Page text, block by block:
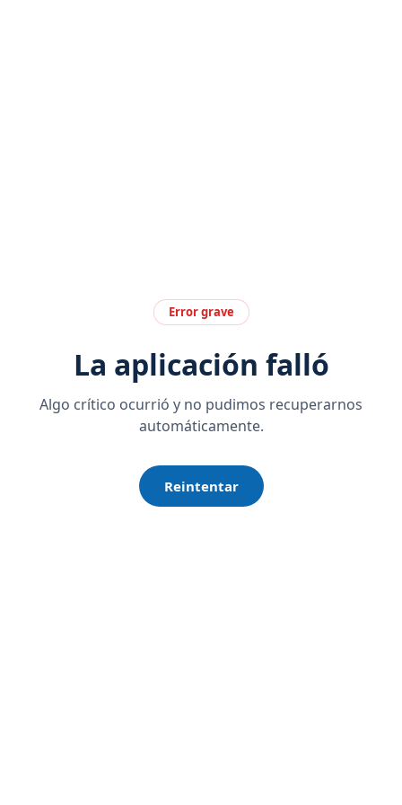
Error grave
La aplicación falló
Algo crítico ocurrió y no pudimos recuperarnos
automáticamente.
Reintentar